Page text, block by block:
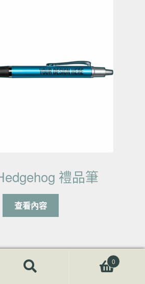
禮品筆
查看內容
0